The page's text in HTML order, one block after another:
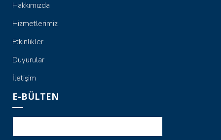
Hakkımızda
Hizmetlerimiz
Etkinlikler
Duyurular
İletişim
E-BÜLTEN